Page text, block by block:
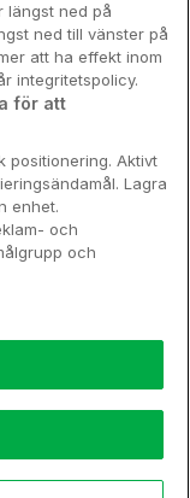
av Coop
Solna,
556710-
längst ned på
ned till vänster på
att ha effekt inom
integritetspolicy.
för att
positionering. Aktivt
Lagra
enhet.
och
och